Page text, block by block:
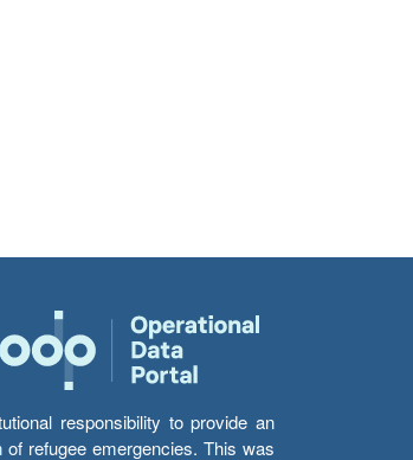
responsibility to provide an
refugee emergencies. This was